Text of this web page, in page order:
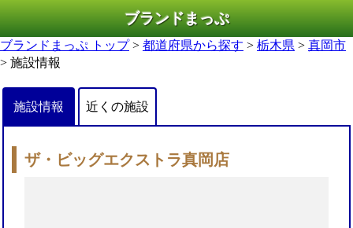
ブランドまっぷ
ブランドまっぷ トップ> 都道府県から探す > 栃木県 > 真岡市
> 施設情報
施設情報 近くの施設
ザ・ビッグエクストラ真岡店